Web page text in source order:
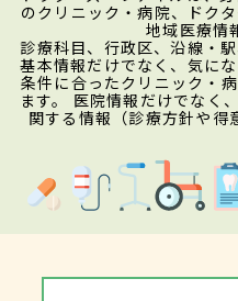
のクリニック・病院、ドク
地域医療情
診療科目、行政区、沿線・
基本情報だけでなく、気に
条件に合ったクリニック・
ます。 医院情報だけでなく
関する情報（診療方針や得